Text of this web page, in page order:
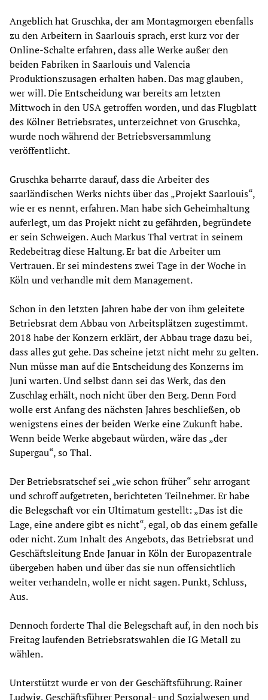
Angeblich hat Gruschka, der am Montagmorgen ebenfalls
zu den Arbeitern in Saarlouis sprach, erst kurz vor der
Online-Schalte erfahren, dass alle Werke außer den
beiden Fabriken in Saarlouis und Valencia
Produktionszusagen erhalten haben. Das mag glauben,
wer will. Die Entscheidung war bereits am letzten
Mittwoch in den USA getroffen worden, und das Flugblatt
des Kölner Betriebsrates, unterzeichnet von Gruschka,
wurde noch während der Betriebsversammlung
veröffentlicht.
Gruschka beharrte darauf, dass die Arbeiter des
saarländischen Werks nichts über das „Projekt Saarlouis“,
wie er es nennt, erfahren. Man habe sich Geheimhaltung
auferlegt, um das Projekt nicht zu gefährden, begründete
er sein Schweigen. Auch Markus Thal vertrat in seinem
Redebeitrag diese Haltung. Er bat die Arbeiter um
Vertrauen. Er sei mindestens zwei Tage in der Woche in
Köln und verhandle mit dem Management.
Schon in den letzten Jahren habe der von ihm geleitete
Betriebsrat dem Abbau von Arbeitsplätzen zugestimmt.
2018 habe der Konzern erklärt, der Abbau trage dazu bei,
dass alles gut gehe. Das scheine jetzt nicht mehr zu gelten.
Nun müsse man auf die Entscheidung des Konzerns im
Juni warten. Und selbst dann sei das Werk, das den
Zuschlag erhält, noch nicht über den Berg. Denn Ford
wolle erst Anfang des nächsten Jahres beschließen, ob
wenigstens eines der beiden Werke eine Zukunft habe.
Wenn beide Werke abgebaut würden, wäre das „der
Supergau“, so Thal.
Der Betriebsratschef sei „wie schon früher“ sehr arrogant
und schroff aufgetreten, berichteten Teilnehmer. Er habe
die Belegschaft vor ein Ultimatum gestellt: „Das ist die
Lage, eine andere gibt es nicht“, egal, ob das einem gefalle
oder nicht. Zum Inhalt des Angebots, das Betriebsrat und
Geschäftsleitung Ende Januar in Köln der Europazentrale
übergeben haben und über das sie nun offensichtlich
weiter verhandeln, wolle er nicht sagen. Punkt, Schluss,
Aus.
Dennoch forderte Thal die Belegschaft auf, in den noch bis
Freitag laufenden Betriebsratswahlen die IG Metall zu
wählen.
Unterstützt wurde er von der Geschäftsführung. Rainer
Ludwig, Geschäftsführer Personal- und Sozialwesen und